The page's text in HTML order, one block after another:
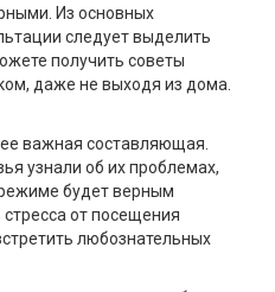
Из основных
следует выделить
получить советы
даже не выходя из дома.
важная составляющая.
узнали об их проблемах,
будет верным
от посещения
любознательных